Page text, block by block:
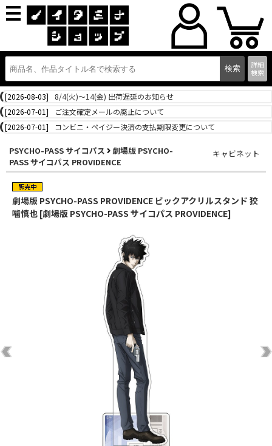
詳細
検索
[2026-08-03]
8/4(火)～14(金) 出荷遅延のお知らせ
[2026-07-01]
ご注文確定メールの廃止について
[2026-07-01]
コンビニ・ペイジー決済の支払期限変更について
PSYCHO-PASS サイコパス
劇場版 PSYCHO-
PASS サイコパス PROVIDENCE
キャビネット
劇場版 PSYCHO-PASS PROVIDENCE ビックアクリルスタンド 狡
噛慎也 [劇場版 PSYCHO-PASS サイコパス PROVIDENCE]